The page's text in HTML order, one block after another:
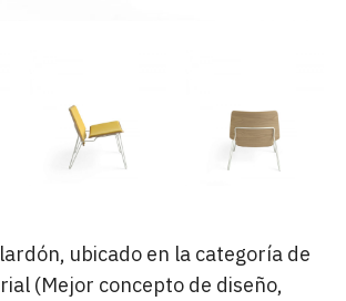
ubicado en la categoría de
(Mejor concepto de diseño,